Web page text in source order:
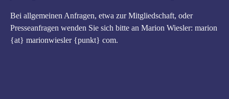
Bei allgemeinen Anfragen, etwa zur Mitgliedschaft, oder
Presseanfragen wenden Sie sich bitte an Marion Wiesler: marion
{at} marionwiesler {punkt} com.